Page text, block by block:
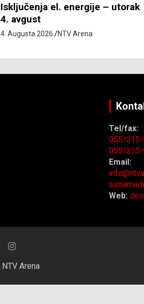
Pretežno sunčano i vruće
4. Augusta 2026.
Tel/fax:
055/
055/
Email:
Web:
NTV Arena